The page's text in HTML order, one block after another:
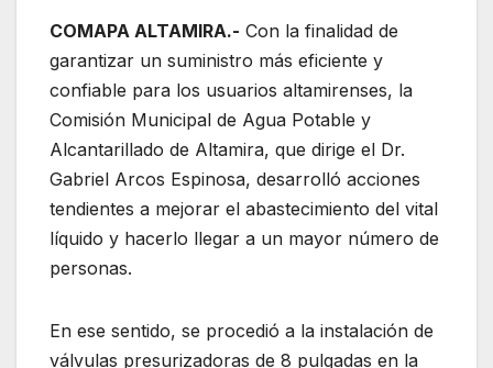
COMAPA ALTAMIRA.- Con la finalidad de
garantizar un suministro más eficiente y
confiable para los usuarios altamirenses, la
Comisión Municipal de Agua Potable y
Alcantarillado de Altamira, que dirige el Dr.
Gabriel Arcos Espinosa, desarrolló acciones
tendientes a mejorar el abastecimiento del vital
líquido y hacerlo llegar a un mayor número de
personas.
En ese sentido, se procedió a la instalación de
válvulas presurizadoras de 8 pulgadas en la